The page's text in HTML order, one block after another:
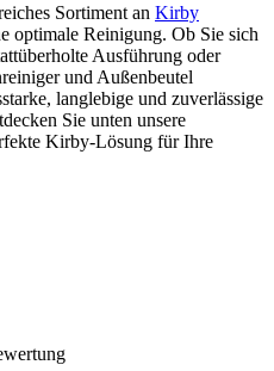
Sortiment an Kirby
optimale Reinigung. Ob Sie sich
Ausführung oder
und Außenbeutel
langlebige und zuverlässige
Sie unten unsere
Kirby-Lösung für Ihre